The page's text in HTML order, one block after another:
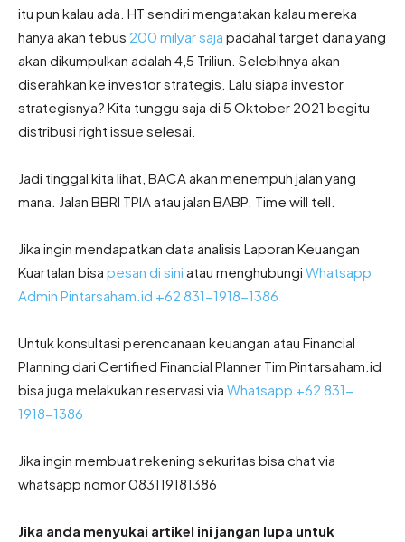
itu pun kalau ada. HT sendiri mengatakan kalau mereka
hanya akan tebus 200 milyar saja padahal target dana yang
akan dikumpulkan adalah 4,5 Triliun. Selebihnya akan
diserahkan ke investor strategis. Lalu siapa investor
strategisnya? Kita tunggu saja di 5 Oktober 2021 begitu
distribusi right issue selesai.
Jadi tinggal kita lihat, BACA akan menempuh jalan yang
mana. Jalan BBRI TPIA atau jalan BABP. Time will tell.
Jika ingin mendapatkan data analisis Laporan Keuangan
Kuartalan bisa pesan di sini atau menghubungi Whatsapp
Admin Pintarsaham.id +62 831-1918-1386
Untuk konsultasi perencanaan keuangan atau Financial
Planning dari Certified Financial Planner Tim Pintarsaham.id
bisa juga melakukan reservasi via Whatsapp +62 831-
1918-1386
Jika ingin membuat rekening sekuritas bisa chat via
whatsapp nomor 083119181386
Jika anda menyukai artikel ini jangan lupa untuk